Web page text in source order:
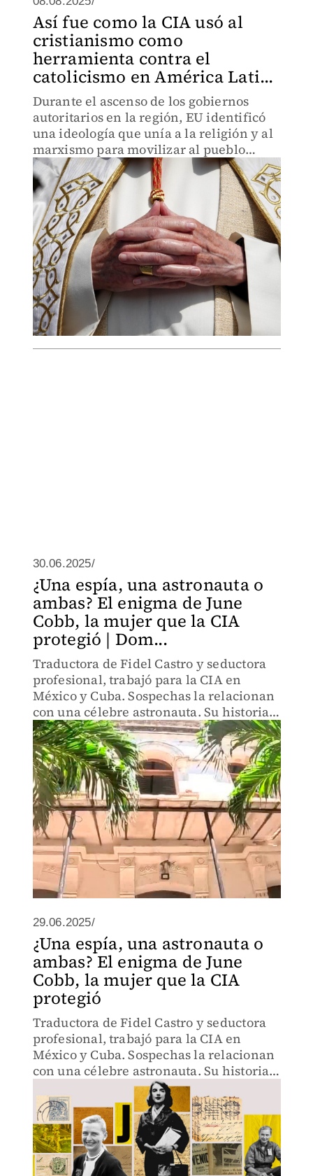
Así fue como la CIA usó al
cristianismo como
herramienta contra el
catolicismo en América Lati...
Durante el ascenso de los gobiernos
autoritarios en la región, EU identificó
una ideología que unía a la religión y al
marxismo para movilizar al pueblo
contra los regímenes.
30.06.2025/
¿Una espía, una astronauta o
ambas? El enigma de June
Cobb, la mujer que la CIA
protegió | Dom...
Traductora de Fidel Castro y seductora
profesional, trabajó para la CIA en
México y Cuba. Sospechas la relacionan
con una célebre astronauta. Su historia,
una estampa de la Guerra Fría.
29.06.2025/
¿Una espía, una astronauta o
ambas? El enigma de June
Cobb, la mujer que la CIA
protegió
Traductora de Fidel Castro y seductora
profesional, trabajó para la CIA en
México y Cuba. Sospechas la relacionan
con una célebre astronauta. Su historia,
una estampa de la Guerra Fría.